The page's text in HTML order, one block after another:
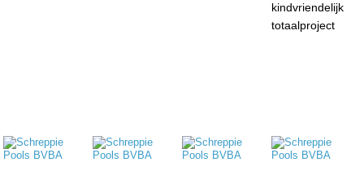
kindvriendelijk
totaalproject